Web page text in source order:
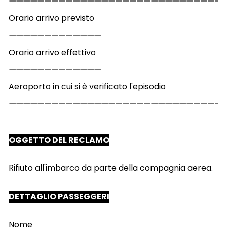
Orario arrivo previsto
Orario arrivo effettivo
Aeroporto in cui si è verificato l'episodio
OGGETTO DEL RECLAMO
Rifiuto all'imbarco da parte della compagnia aerea.
DETTAGLIO PASSEGGERI
Nome